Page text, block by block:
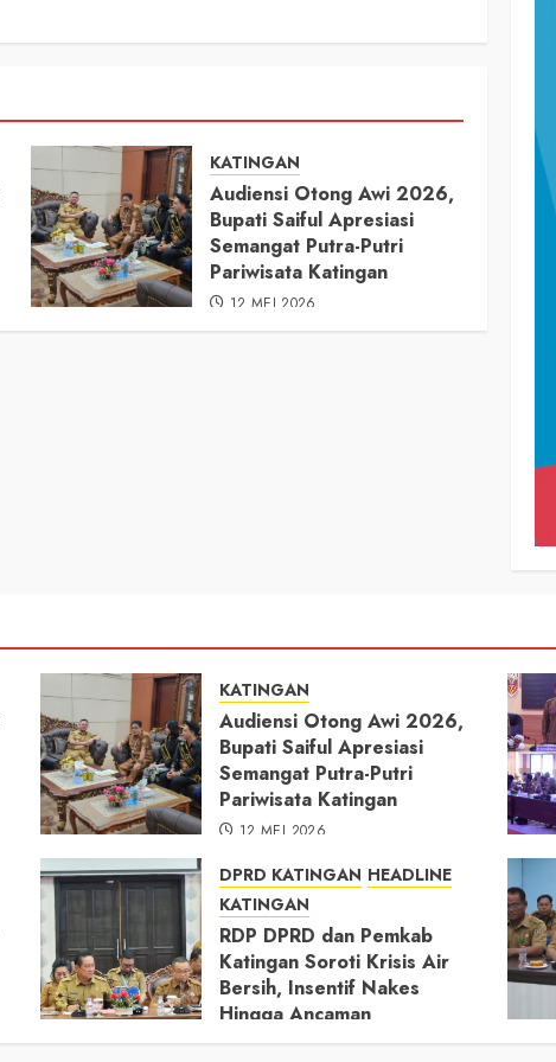
KATINGAN
Audiensi Otong Awi 2026,
Bupati Saiful Apresiasi
Semangat Putra-Putri
Pariwisata Katingan
12 MEI 2026
KATINGAN
Audiensi Otong Awi 2026,
Bupati Saiful Apresiasi
Semangat Putra-Putri
Pariwisata Katingan
12 MEI 2026
DPRD KATINGAN HEADLINE
KATINGAN
RDP DPRD dan Pemkab
Katingan Soroti Krisis Air
Bersih, Insentif Nakes
Hingga Ancaman
Pencemaran Sungai